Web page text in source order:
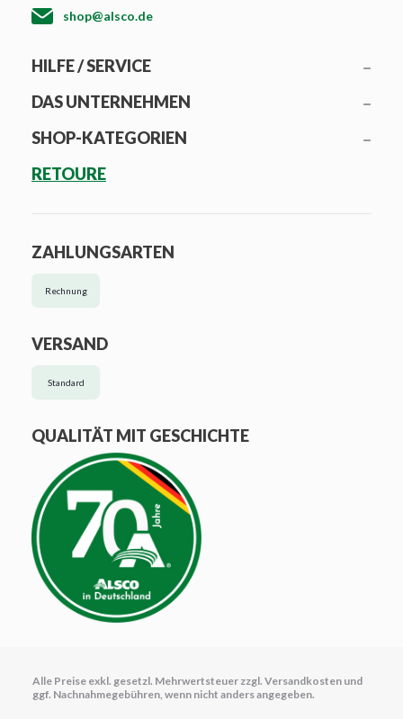
shop@alsco.de
HILFE / SERVICE
DAS UNTERNEHMEN
SHOP-KATEGORIEN
RETOURE
ZAHLUNGSARTEN
Rechnung
VERSAND
Standard
QUALITÄT MIT GESCHICHTE
Alle Preise exkl. gesetzl. Mehrwertsteuer zzgl. Versandkosten und
ggf. Nachnahmegebühren, wenn nicht anders angegeben.